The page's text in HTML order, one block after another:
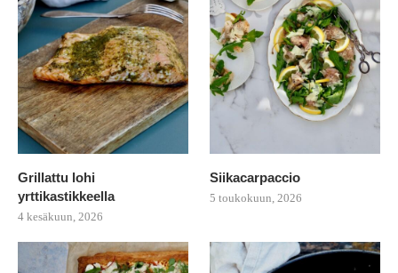
Grillattu lohi
yrttikastikkeella
4 kesäkuun, 2026
Siikacarpaccio
5 toukokuun, 2026